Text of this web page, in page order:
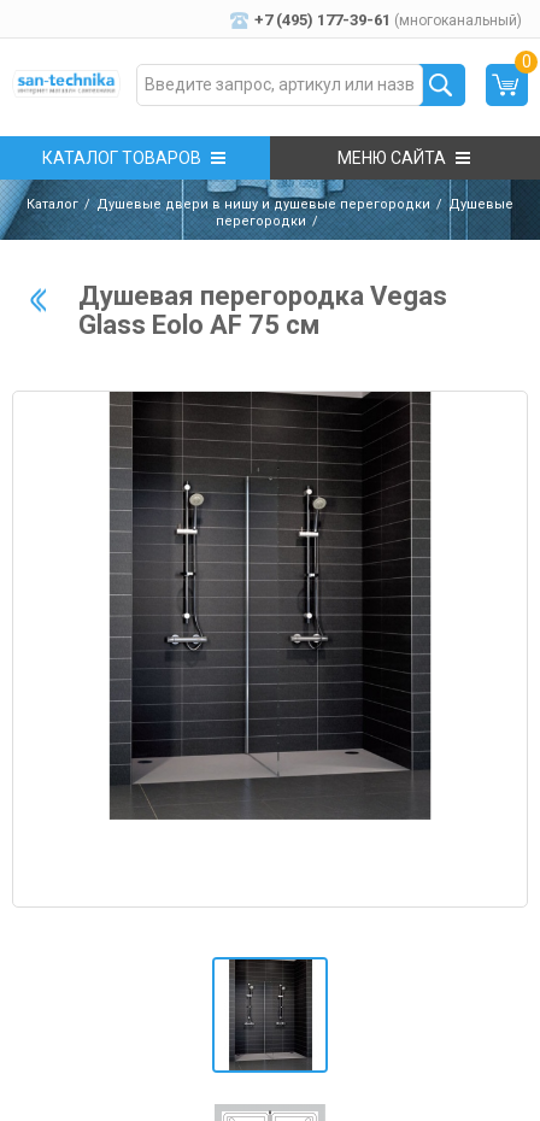
+7 (495) 177-39-61 (многоканальный)
0
КАТАЛОГ ТОВАРОВ МЕНЮ САЙТА
Каталог Душевые двери в нишу и душевые перегородки
Душевые
перегородки
Душевая перегородка Vegas
Glass Eolo AF 75 см